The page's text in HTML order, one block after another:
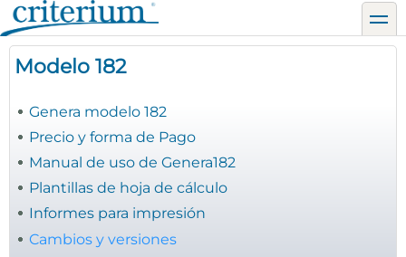
Pasar
al
contenido
principal
Modelo 182
Genera modelo 182
Precio y forma de Pago
Manual de uso de Genera182
Plantillas de hoja de cálculo
Informes para impresión
Cambios y versiones